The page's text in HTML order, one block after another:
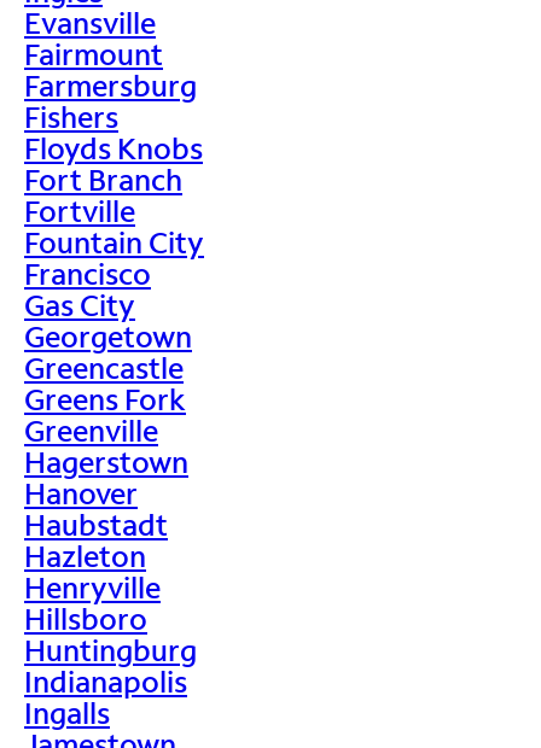
Evansville
Fairmount
Farmersburg
Fishers
Floyds Knobs
Fort Branch
Fortville
Fountain City
Francisco
Gas City
Georgetown
Greencastle
Greens Fork
Greenville
Hagerstown
Hanover
Haubstadt
Hazleton
Henryville
Hillsboro
Huntingburg
Indianapolis
Ingalls